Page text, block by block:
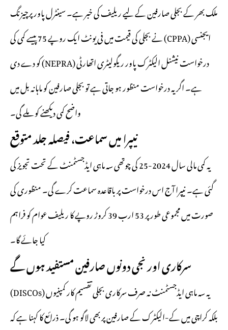
ملک بھر کے بجلی صارفین کے لیے ریلیف کی خبر ہے۔ سینٹرل پاور پرچیزنگ
ایجنسی (CPPA) نے بجلی کی قیمت میں فی یونٹ ایک روپے 75 پیسے کمی کی
درخواست نیشنل الیکٹرک پاور ریگولیٹری اتھارٹی (NEPRA) کو دے دی
ہے۔ اگر یہ درخواست منظور ہو جاتی ہے تو بجلی صارفین کو ماہانہ بل میں
واضح کمی دیکھنے کو ملے گی۔
نیپرا میں سماعت، فیصلہ جلد متوقع
یہ کمی مالی سال 2024-25 کی چوتھی سہ ماہی ایڈجسٹمنٹ کے تحت تجویز کی
گئی ہے۔ نیپرا آج اس درخواست پر باقاعدہ سماعت کرے گی۔ منظوری کی
صورت میں مجموعی طور پر 53 ارب 39 کروڑ روپے کا ریلیف عوام کو فراہم
کیا جائے گا۔
سرکاری اور نجی دونوں صارفین مستفید ہوں گے
یہ سہ ماہی ایڈجسٹمنٹ نہ صرف سرکاری بجلی تقسیم کار کمپنیوں (DISCOs)
بلکہ کراچی میں کے-الیکٹرک کے صارفین پر بھی لاگو ہو گی۔ ذرائع کا کہنا ہے کہ